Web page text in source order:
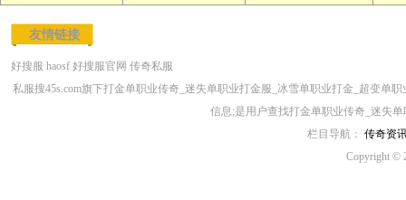
友情链接
好搜服 haosf 好搜服官网 传奇私服
私服搜45s.com旗下打金单职业传奇_迷失单职业打金服_冰雪单职业打金_超变单
信息;是用户查找打金单职业传奇_迷失
栏目导航： 传奇资
Copyright ©